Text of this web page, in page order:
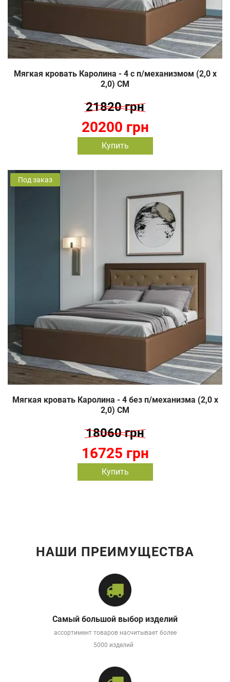
Мягкая кровать Каролина - 4 c п/механизмом (2,0 х
2,0) СМ
20200 грн
21820 грн
Купить
Под заказ
Мягкая кровать Каролина - 4 без п/механизма (2,0 х
2,0) СМ
16725 грн
18060 грн
Купить
НАШИ ПРЕИМУЩЕСТВА
Самый большой выбор изделий
ассортимент товаров насчитывает более
5000 изделий